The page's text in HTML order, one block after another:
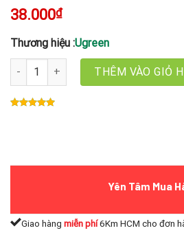
38.000₫
Thương hiệu :Ugreen
Cáp Mạng Ugreen 20157/20158 Cat6
THÊM VÀO GIỎ
Yên Tâm Mua
Giao hàng miễn phí6Km HCM cho đơn